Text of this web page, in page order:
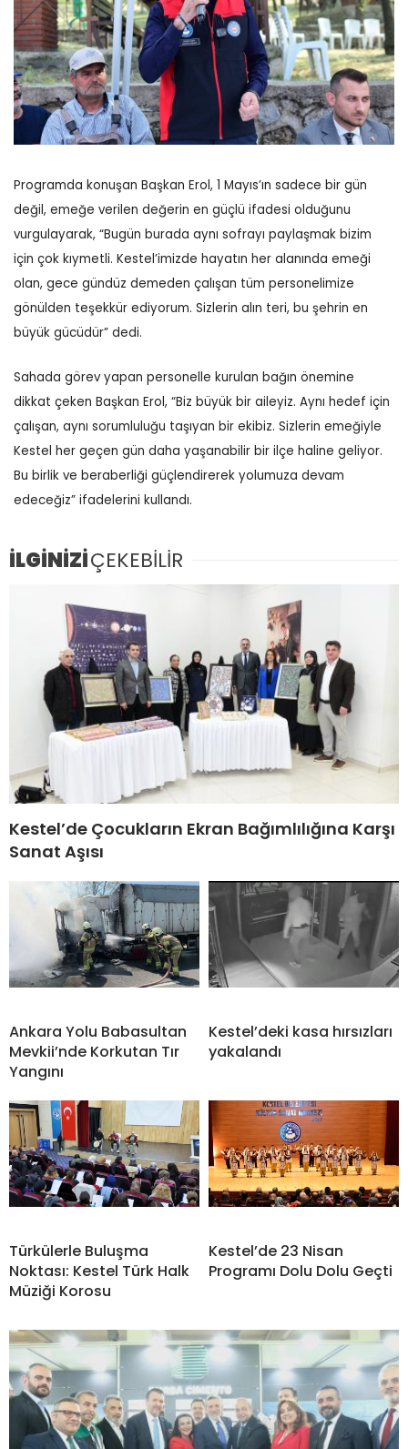
Programda konuşan Başkan Erol, 1 Mayıs’ın sadece bir gün
değil, emeğe verilen değerin en güçlü ifadesi olduğunu
vurgulayarak, “Bugün burada aynı sofrayı paylaşmak bizim
için çok kıymetli. Kestel’imizde hayatın her alanında emeği
olan, gece gündüz demeden çalışan tüm personelimize
gönülden teşekkür ediyorum. Sizlerin alın teri, bu şehrin en
büyük gücüdür” dedi.
Sahada görev yapan personelle kurulan bağın önemine
dikkat çeken Başkan Erol, “Biz büyük bir aileyiz. Aynı hedef için
çalışan, aynı sorumluluğu taşıyan bir ekibiz. Sizlerin emeğiyle
Kestel her geçen gün daha yaşanabilir bir ilçe haline geliyor.
Bu birlik ve beraberliği güçlendirerek yolumuza devam
edeceğiz” ifadelerini kullandı.
İLGİNİZİÇEKEBİLİR
Kestel’de Çocukların Ekran Bağımlılığına Karşı
Sanat Aşısı
Ankara Yolu Babasultan
Mevkii’nde Korkutan Tır
Yangını
Kestel’deki kasa hırsızları
yakalandı
Türkülerle Buluşma
Noktası: Kestel Türk Halk
Müziği Korosu
Kestel’de 23 Nisan
Programı Dolu Dolu Geçti